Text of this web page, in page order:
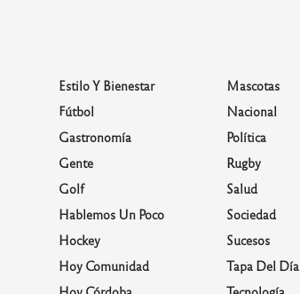
Estilo Y Bienestar
Fútbol
Gastronomía
Gente
Golf
Hablemos Un Poco
Hockey
Hoy Comunidad
Mascotas
Nacional
Política
Rugby
Salud
Sociedad
Sucesos
Tapa Del Día